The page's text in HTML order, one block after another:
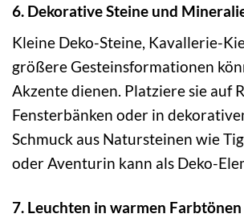
6. Dekorative Steine und
Kleine Deko-Steine, Kavallerie-
größere Gesteinsformationen
Akzente dienen. Platziere sie auf
Fensterbänken oder in
Schmuck aus Natursteinen wie
oder Aventurin kann als Deko-
7. Leuchten in warmen Farbtönen